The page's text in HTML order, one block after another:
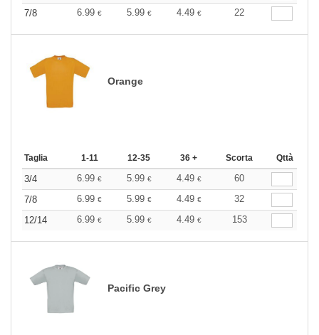
7/8
6.99 € 5.99 € 4.49 € 22
Orange
Taglia 1-11 12-35 36 + Scorta Qttà
3/4 6.99 € 5.99 € 4.49 €
60
7/8
6.99 € 5.99 € 4.49 €
32
12/14
6.99 € 5.99 € 4.49 € 153
Pacific Grey